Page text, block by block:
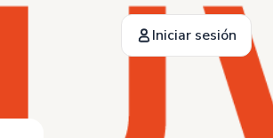
Iniciar sesión